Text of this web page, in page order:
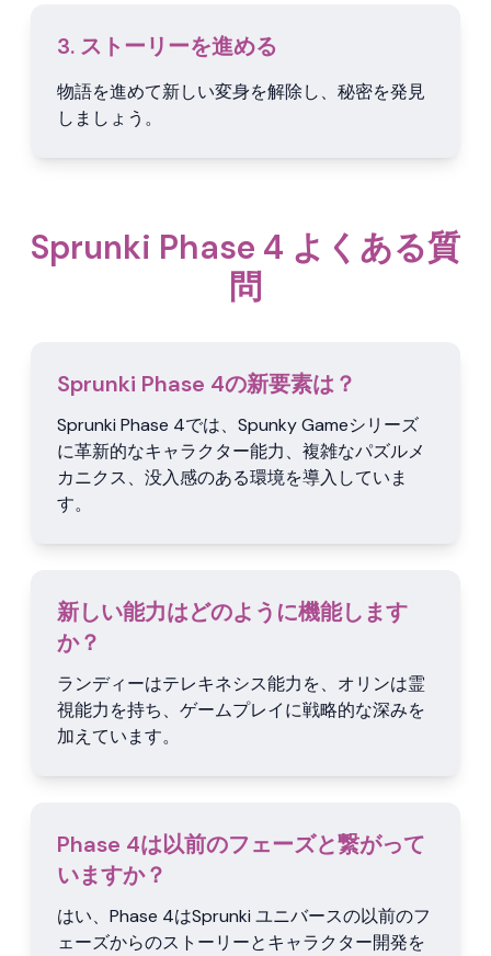
3. ストーリーを進める
物語を進めて新しい変身を解除し、秘密を発見
しましょう。
Sprunki Phase 4 よくある質
問
Sprunki Phase 4の新要素は？
Sprunki Phase 4では、Spunky Gameシリーズ
に革新的なキャラクター能力、複雑なパズルメ
カニクス、没入感のある環境を導入していま
す。
新しい能力はどのように機能します
か？
ランディーはテレキネシス能力を、オリンは霊
視能力を持ち、ゲームプレイに戦略的な深みを
加えています。
Phase 4は以前のフェーズと繋がって
いますか？
はい、Phase 4はSprunki ユニバースの以前のフ
ェーズからのストーリーとキャラクター開発を